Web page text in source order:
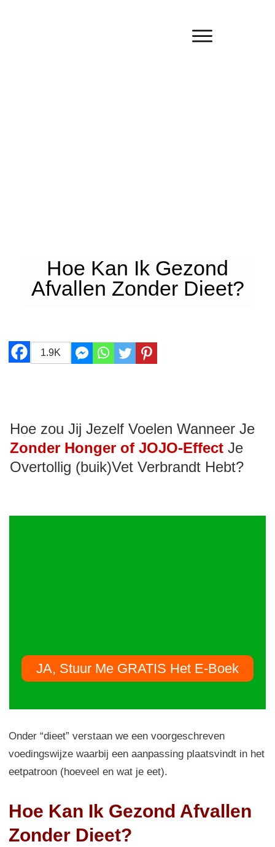
Hoe Kan Ik Gezond
Afvallen Zonder Dieet?
1.9K
Hoe zou Jij Jezelf Voelen Wanneer Je
Zonder Honger of JOJO-Effect Je
Overtollig (buik)Vet Verbrandt Hebt?
JA, Stuur Me GRATIS Het E-Boek
Onder “dieet” verstaan we een voorgeschreven
voedingswijze waarbij een aanpassing plaatsvindt in het
eetpatroon (hoeveel en wat je eet).
Hoe Kan Ik Gezond Afvallen
Zonder Dieet?